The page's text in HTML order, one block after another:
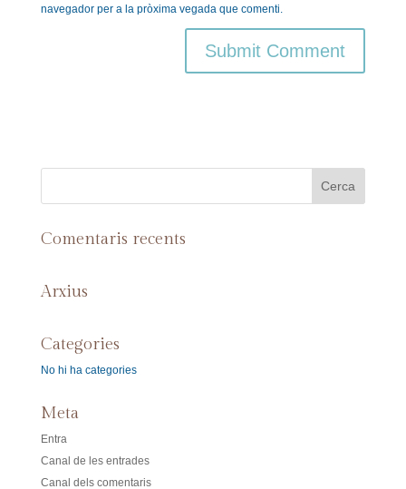
navegador per a la pròxima vegada que comenti.
Comentaris recents
Arxius
Categories
No hi ha categories
Meta
Entra
Canal de les entrades
Canal dels comentaris